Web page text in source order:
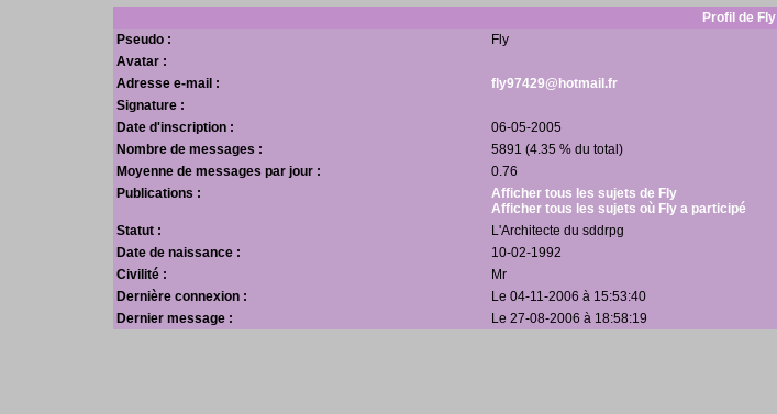
Profil de Fly
Pseudo :
Fly
Avatar :
Adresse e-mail :
fly97429@hotmail.fr
Signature :
Date d'inscription :
06-05-2005
Nombre de messages :
5891 (4.35 % du total)
Moyenne de messages par jour :
0.76
Publications :
Afficher tous les sujets de Fly
Afficher tous les sujets où Fly a participé
Statut :
L'Architecte du sddrpg
Date de naissance :
10-02-1992
Civilité :
Mr
Dernière connexion :
Le 04-11-2006 à 15:53:40
Dernier message :
Le 27-08-2006 à 18:58:19